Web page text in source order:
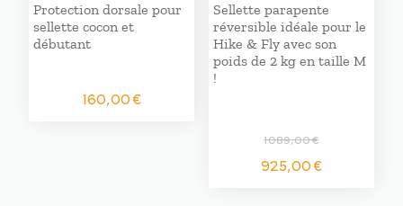
Protection dorsale pour
sellette cocon et
débutant
160,00€
Sellette parapente
réversible idéale pour le
Hike & Fly avec son
poids de 2 kg en taille M
!
1089,00€
Le
prix
925,00€Le